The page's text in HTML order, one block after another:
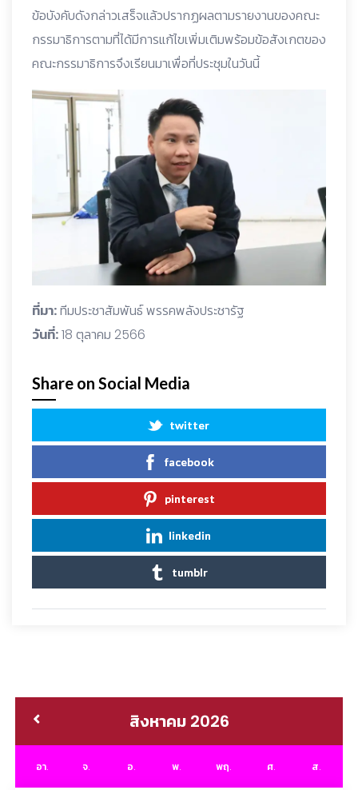
ข้อบังคับดังกล่าวเสร็จแล้วปรากฏผลตามรายงานของคณะ
กรรมาธิการตามที่ได้มีการแก้ไขเพิ่มเติมพร้อมข้อสังเกตของ
คณะกรรมาธิการจึงเรียนมาเพื่อที่ประชุมในวันนี้
ที่มา:ทีมประชาสัมพันธ์ พรรคพลังประชารัฐ
วันที่:18 ตุลาคม 2566
Share on Social Media
twitter
facebook
pinterest
linkedin
tumblr
สิงหาคม 2026
อา. จ. อ. พ. พฤ. ศ. ส.